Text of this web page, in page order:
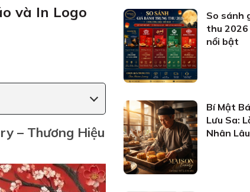
và In Logo
– Thương Hiệu
So sánh
thu 2026
nổi bật
Bí Mật
Lưu Sa:
Nhân